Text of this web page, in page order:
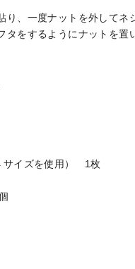
、一度ナットを外してネ
をするようにナットを置
サイズを使用） 1枚